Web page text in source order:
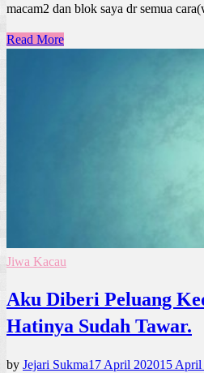
macam2 dan blok saya dr semua
Read More
Jiwa Kacau
Aku Diberi Peluang
Hatinya Sudah Tawar.
by Jejari Sukma17 April 202015 April